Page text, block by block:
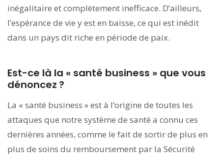
inégalitaire et complètement inefficace. D’ailleurs,
l’espérance de vie y est en baisse, ce qui est inédit
dans un pays dit riche en période de paix.
Est-ce là la « santé business » que vous
dénoncez ?
La « santé business » est à l’origine de toutes les
attaques que notre système de santé a connu ces
dernières années, comme le fait de sortir de plus en
plus de soins du remboursement par la Sécurité